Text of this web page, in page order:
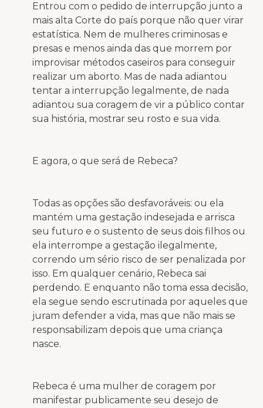
Entrou com o pedido de interrupção junto a
mais alta Corte do país porque não quer virar
estatística. Nem de mulheres criminosas e
presas e menos ainda das que morrem por
improvisar métodos caseiros para conseguir
realizar um aborto. Mas de nada adiantou
tentar a interrupção legalmente, de nada
adiantou sua coragem de vir a público contar
sua história, mostrar seu rosto e sua vida.
E agora, o que será de Rebeca?
Todas as opções são desfavoráveis: ou ela
mantém uma gestação indesejada e arrisca
seu futuro e o sustento de seus dois filhos ou
ela interrompe a gestação ilegalmente,
correndo um sério risco de ser penalizada por
isso. Em qualquer cenário, Rebeca sai
perdendo. E enquanto não toma essa decisão,
ela segue sendo escrutinada por aqueles que
juram defender a vida, mas que não mais se
responsabilizam depois que uma criança
nasce.
Rebeca é uma mulher de coragem por
manifestar publicamente seu desejo de